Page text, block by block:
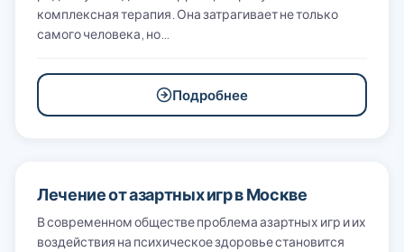
комплексная терапия. Она затрагивает не только
самого человека, но…
Подробнее
Лечение от азартных игр в Москве
В современном обществе проблема азартных игр и их
воздействия на психическое здоровье становится